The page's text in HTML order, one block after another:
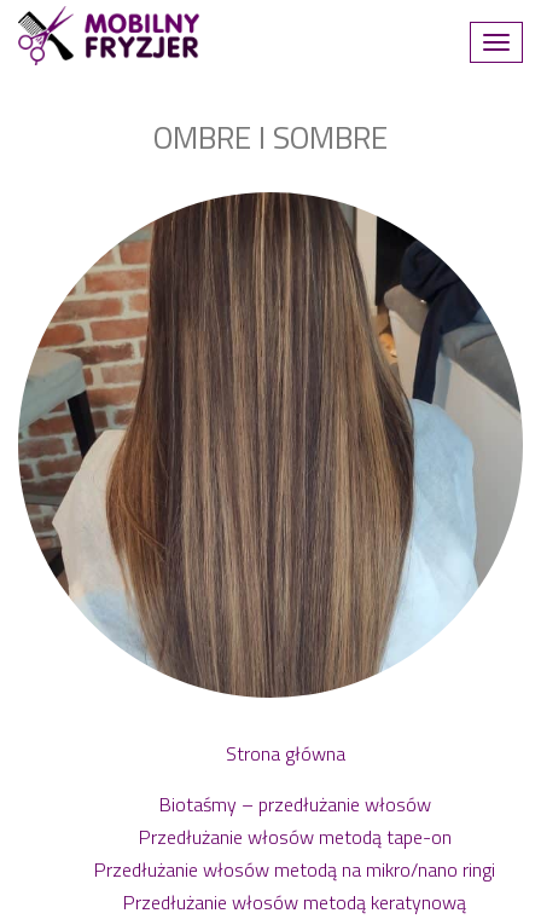
OMBRE I SOMBRE
Strona główna
Biotaśmy – przedłużanie włosów
Przedłużanie włosów metodą tape-on
Przedłużanie włosów metodą na mikro/nano ringi
Przedłużanie włosów metodą keratynową